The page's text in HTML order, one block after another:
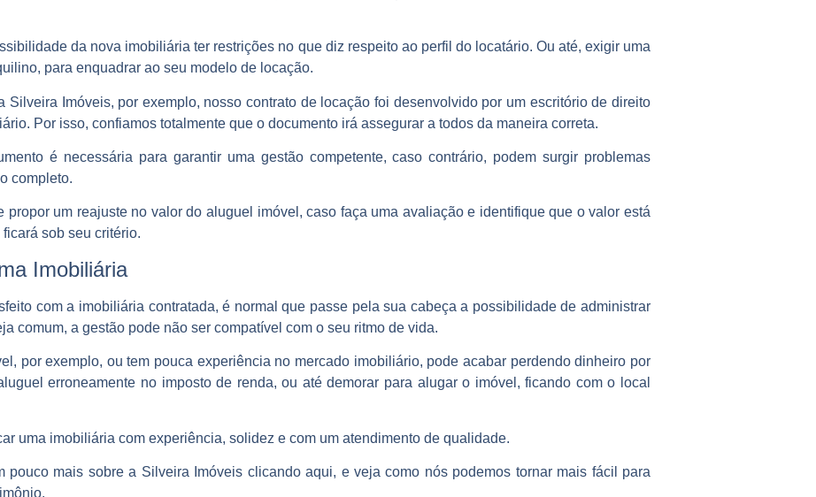
da nova imobiliária ter restrições no que diz respeito ao perfil do locatário. Ou até, exigir uma
para enquadrar ao seu modelo de locação.
Silveira Imóveis, por exemplo, nosso contrato de locação foi desenvolvido por um escritório de direito
Por isso, confiamos totalmente que o documento irá assegurar a todos da maneira correta.
é necessária para garantir uma gestão competente, caso contrário, podem surgir problemas
completo.
propor um reajuste no valor do aluguel imóvel, caso faça uma avaliação e identifique que o valor está
sob seu critério.
Imobiliária
com a imobiliária contratada, é normal que passe pela sua cabeça a possibilidade de administrar
comum, a gestão pode não ser compatível com o seu ritmo de vida.
por exemplo, ou tem pouca experiência no mercado imobiliário, pode acabar perdendo dinheiro por
erroneamente no imposto de renda, ou até demorar para alugar o imóvel, ficando com o local
uma imobiliária com experiência, solidez e com um atendimento de qualidade.
pouco mais sobre a Silveira Imóveis clicando aqui, e veja como nós podemos tornar mais fácil para